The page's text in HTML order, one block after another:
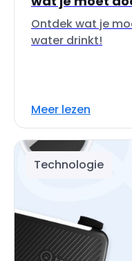
Ontdek wat je
water drinkt!
Meer lezen
Technologie